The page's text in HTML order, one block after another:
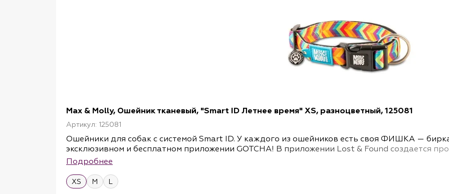
Max & Molly, Ошейник тканевый, "Smart ID Летнее время" XS, разноцветный, 125081
Артикул: 125081
Ошейники для собак с системой Smart ID. У каждого из ошейников есть своя ФИШКА —
эксклюзивном и бесплатном приложении GOTCHA! В приложении Lost & Found создается
отсканирует метку, получит всю информацию, необходимую для быстрого воссоединения
увидеть географическое местоположение в приложении и сразу же отправиться в путь. Все
полиэстера; сбоку нанесен уникальный принт, а сзади — мягкий, быстросохнущий,
ошейники получаются сверхлегкими и особенно удобными для ношения вашей собакой. У
Подробнее
XS M L